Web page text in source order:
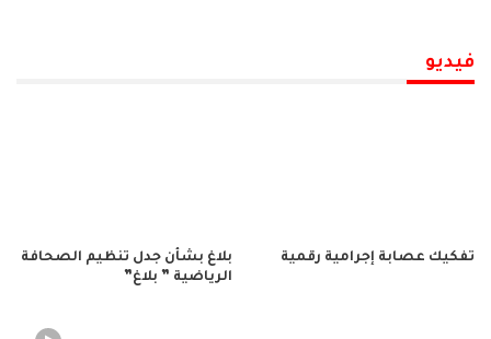
فيديو
تفكيك عصابة إجرامية رقمية
بلاغ بشأن جدل تنظيم الصحافة
الرياضية ” بلاغ”